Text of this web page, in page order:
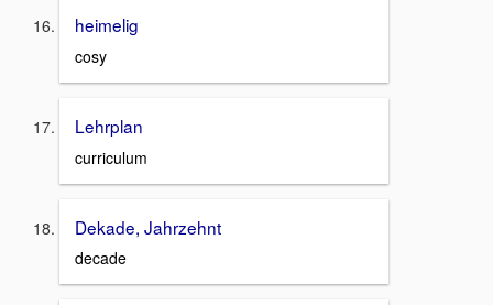
heimelig
cosy
Lehrplan
curriculum
Dekade, Jahrzehnt
decade